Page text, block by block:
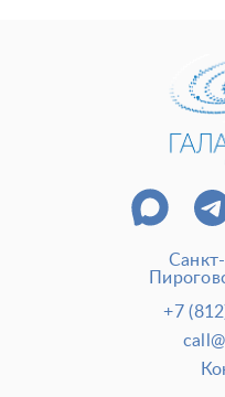
Отзывы
Медицинский
+7